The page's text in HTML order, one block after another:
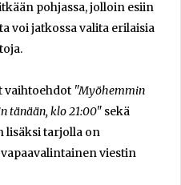
pohjassa, jolloin esiin
voi jatkossa valita erilaisia
vaihtoehdot "Myöhemmin
tänään, klo 21:00" sekä
lisäksi tarjolla on
viestin